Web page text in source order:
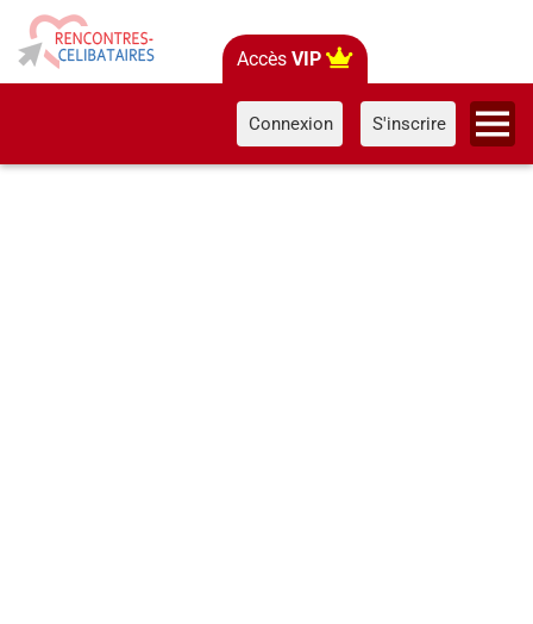
Accès VIP
Connexion S'inscrire